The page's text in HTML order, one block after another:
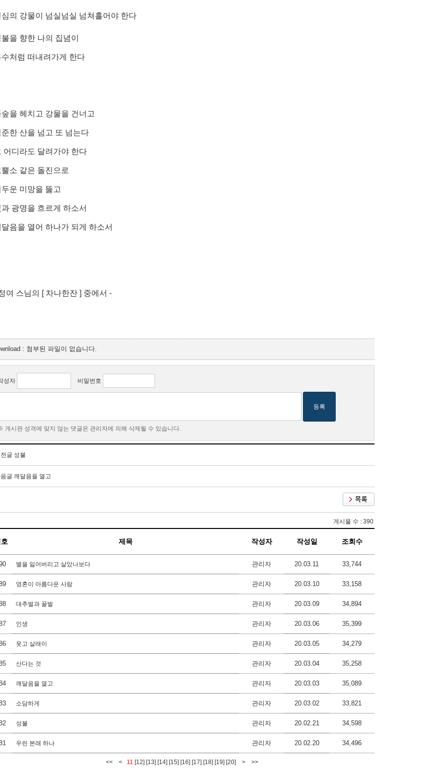
의 강물이 넘실넘실 넘쳐흘어야 한다
을 향한 나의 집념이
수처럼 떠내려가게 한다
을 헤치고 강물을 건너고
준한 산을 넘고 또 넘는다
어디라도 달려가야 한다
소 같은 돌진으로
운 미망을 뚫고
광명을 흐르게 하소서
음을 열어 하나가 되게 하소서
여 스님의 [ 차나한잔 ] 중에서 -
: 첨부된 파일이 없습니다.
성자 비밀번호
등록
게시판 성격에 맞지 않는 댓글은 관리자에 의해 삭제될 수 있습니다.
글 성불
글 깨달음을 열고
게시물 수 : 390
제목 작성자 작성일 조회수
별을 잃어버리고 살았나보다 관리자 20.03.11 33,744
영혼이 아름다운 사람 관리자 20.03.10 33,158
대추벌과 꿀벌 관리자 20.03.09 34,894
인생 관리자 20.03.06 35,399
웃고 살래이 관리자 20.03.05 34,279
산다는 것 관리자 20.03.04 35,258
깨달음을 열고 관리자 20.03.03 35,089
소담하게 관리자 20.03.02 33,821
성불 관리자 20.02.21 34,598
우린 본래 하나 관리자 20.02.20 34,496
<< < 11 [12] [13] [14] [15] [16] [17] [18] [19] [20] > >>